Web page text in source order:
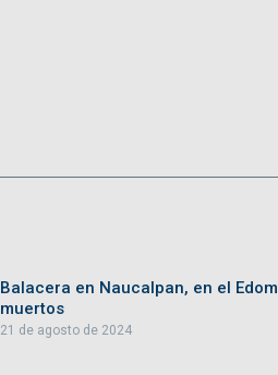
Balacera en Naucalpan, en el
muertos
21 de agosto de 2024